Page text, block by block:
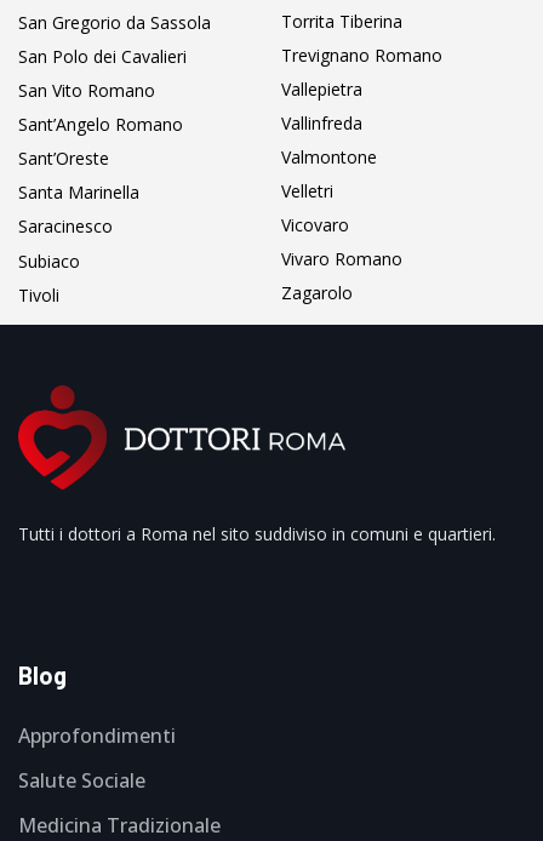
San Gregorio da Sassola
San Polo dei Cavalieri
San Vito Romano
Sant’Angelo Romano
Sant’Oreste
Santa Marinella
Saracinesco
Subiaco
Tivoli
Torrita Tiberina
Trevignano Romano
Vallepietra
Vallinfreda
Valmontone
Velletri
Vicovaro
Vivaro Romano
Zagarolo
Tutti i dottori a Roma nel sito suddiviso in comuni e quartieri.
Blog
Approfondimenti
Salute Sociale
Medicina Tradizionale